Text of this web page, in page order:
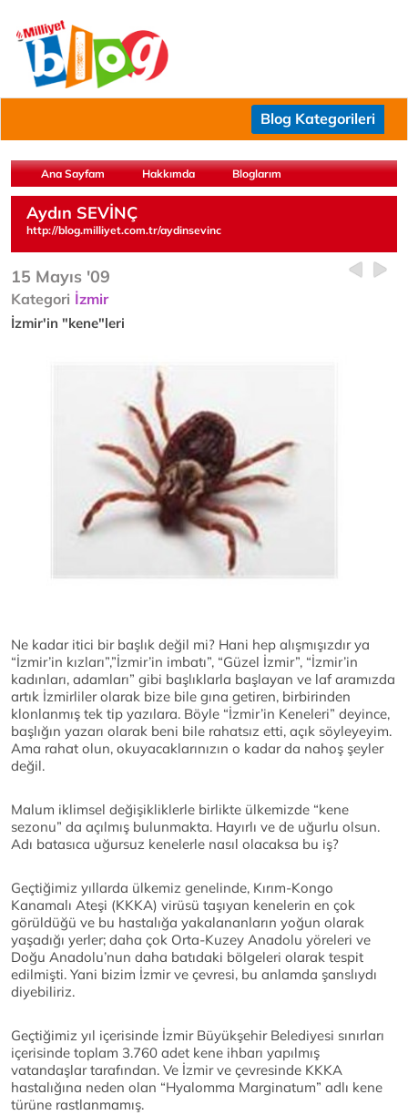
Blog Kategorileri
Ana Sayfam Hakkımda Bloglarım
Aydın SEVİNÇ
http://blog.milliyet.com.tr/aydinsevinc
15 Mayıs '09
Kategori İzmir
İzmir'in "kene"leri
Ne kadar itici bir başlık değil mi? Hani hep alışmışızdır ya
“İzmir’in kızları”,”İzmir’in imbatı”, “Güzel İzmir”, “İzmir’in
kadınları, adamları” gibi başlıklarla başlayan ve laf aramızda
artık İzmirliler olarak bize bile gına getiren, birbirinden
klonlanmış tek tip yazılara. Böyle “İzmir’in Keneleri” deyince,
başlığın yazarı olarak beni bile rahatsız etti, açık söyleyeyim.
Ama rahat olun, okuyacaklarınızın o kadar da nahoş şeyler
değil.
Malum iklimsel değişikliklerle birlikte ülkemizde “kene
sezonu” da açılmış bulunmakta. Hayırlı ve de uğurlu olsun.
Adı batasıca uğursuz kenelerle nasıl olacaksa bu iş?
Geçtiğimiz yıllarda ülkemiz genelinde, Kırım-Kongo
Kanamalı Ateşi (KKKA) virüsü taşıyan kenelerin en çok
görüldüğü ve bu hastalığa yakalananların yoğun olarak
yaşadığı yerler; daha çok Orta-Kuzey Anadolu yöreleri ve
Doğu Anadolu’nun daha batıdaki bölgeleri olarak tespit
edilmişti. Yani bizim İzmir ve çevresi, bu anlamda şanslıydı
diyebiliriz.
Geçtiğimiz yıl içerisinde İzmir Büyükşehir Belediyesi sınırları
içerisinde toplam 3.760 adet kene ihbarı yapılmış
vatandaşlar tarafından. Ve İzmir ve çevresinde KKKA
hastalığına neden olan “Hyalomma Marginatum” adlı kene
türüne rastlanmamış.